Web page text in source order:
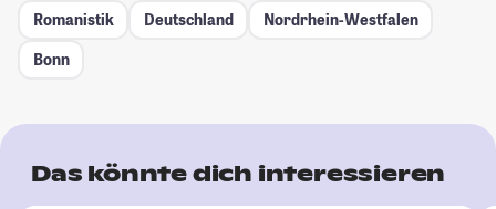
Romanistik
Deutschland
Nordrhein-Westfalen
Bonn
Das könnte dich interessieren